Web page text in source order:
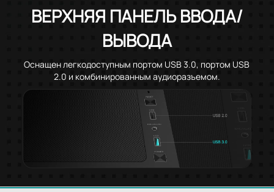
ВЕРХНЯЯ ПАНЕЛЬ ВВОДА/
ВЫВОДА
Оснащен легкодоступным портом USB 3.0, портом USB
2.0 и комбинированным аудиоразъемом.